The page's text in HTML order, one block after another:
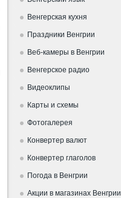
Венгерская кухня
Праздники Венгрии
Веб-камеры в Венгрии
Венгерское радио
Видеоклипы
Карты и схемы
Фотогалерея
Конвертер валют
Конвертер глаголов
Погода в Венгрии
Акции в магазинах Венгрии